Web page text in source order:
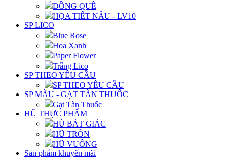
ĐỒNG QUÊ
HỌA TIẾT NÂU - LV10
SP LICO
Blue Rose
Hoa Xanh
Paper Flower
Trắng Lico
SP THEO YÊU CẦU
SP THEO YÊU CẦU
SP MÀU - GẠT TÀN THUỐC
Gạt Tàn Thuốc
HŨ THỰC PHẨM
HŨ BÁT GIÁC
HŨ TRÒN
HŨ VUÔNG
Sản phẩm khuyến mãi